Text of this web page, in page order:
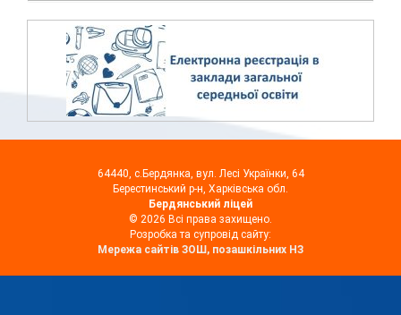
64440, с.Бердянка, вул. Лесі Українки, 64
Берестинський р-н, Харківська обл.
Бердянський ліцей
© 2026 Всі права захищено.
Розробка та супровід сайту:
Мережа сайтів ЗОШ, позашкільних НЗ